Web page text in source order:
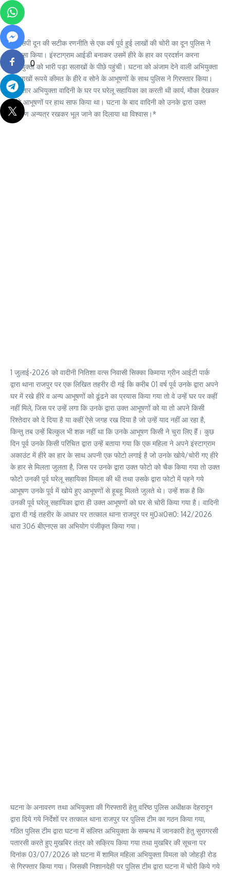
0
एसएसपी दून की सटीक रणनीति से एक वर्ष पूर्व हुई लाखों की चोरी का दून पुलिस ने
खुलासा किया। इंस्टाग्राम आईडी बनाकर उसमें हीरे के हार का प्रदर्शन करना
अभियुक्ता को भारी पड़ा सलाखों के पीछे पहुंची। घटना को अंजाम देने वाली अभियुक्ता
को लाखों रूपये कीमत के हीरे व सोने के आभूषणों के साथ पुलिस ने गिरफ्तार किया।
गिरफ्तार अभियुक्ता वादिनी के घर पर घरेलू सहायिका का करती थी कार्य, मौका देखकर
महंगे आभूषणों पर हाथ साफ किया था। घटना के बाद वादिनी को उनके द्वारा उक्त
आभूषण अन्यत्र रखकर भूल जाने का दिलाया था विश्वास।*
1 जुलाई-2026 को वादीनी नितिशा वत्स निवासी सिक्का किमाया ग्रीन आईटी पार्क
द्वारा थाना राजपुर पर एक लिखित तहरीर दी गई कि करीब 01 वर्ष पूर्व उनके द्वारा अपने
घर में रखे हीरे व अन्य आभूषणों को ढूंढने का प्रयास किया गया तो वे उन्हें घर पर कहीं
नहीं मिले, जिस पर उन्हें लगा कि उनके द्वारा उक्त आभूषणों को या तो अपने किसी
रिश्तेदार को दे दिया है या कहीं ऐसे जगह रख दिया है जो उन्हें याद नहीं आ रहा है,
किन्तु तब उन्हें बिल्कुल भी शक नहीं था कि उनके आभूषण किसी ने चुरा लिए हैं। कुछ
दिन पूर्व उनके किसी परिचित द्वारा उन्हें बताया गया कि एक महिला ने अपने इंस्टाग्राम
अकाउंट में हीरे का हार के साथ अपनी एक फोटो लगाई है जो उनके खोये/चोरी गए हीरे
के हार से मिलता जुलता है, जिस पर उनके द्वारा उक्त फोटो को चैक किया गया तो उक्त
फोटो उनकी पूर्व घरेलू सहायिका विमला की थी तथा उसके द्वारा फोटो में पहने गये
आभूषण उनके पूर्व में खोये हुए आभूषणों से हूबहू मिलते जुलते थे। उन्हें शक है कि
उनकी पूर्व घरेलू सहायिका द्वारा ही उक्त आभूषणों को घर से चोरी किया गया है। वादिनी
द्वारा दी गई तहरीर के आधार पर तत्काल थाना राजपुर पर मु0अ0स0: 142/2026
धारा 306 बीएनएस का अभियोग पंजीकृत किया गया।
घटना के अनावरण तथा अभियुक्ता की गिरफ्तारी हेतु वरिष्ठ पुलिस अधीक्षक देहरादून
द्वारा दिये गये निर्देशों पर तत्काल थाना राजपुर पर पुलिस टीम का गठन किया गया,
गठित पुलिस टीम द्वारा घटना में संलिप्त अभियुक्ता के सम्बन्ध में जानकारी हेतु सुरागरसी
पतारसी करते हुए मुखबिर तंत्र को सक्रिय किया गया तथा मुखबिर की सूचना पर
दिनांक 03/07/2026 को घटना में शामिल महिला अभियुक्ता विमला को जोहड़ी रोड
से गिरफ्तार किया गया। जिसकी निशानदेही पर पुलिस टीम द्वारा घटना में चोरी किये गये